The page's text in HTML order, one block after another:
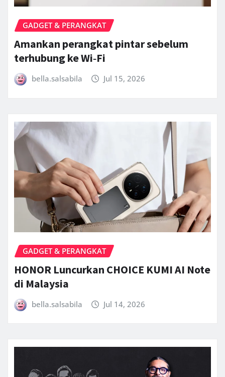
GADGET & PERANGKAT
Amankan perangkat pintar sebelum
terhubung ke Wi‑Fi
bella.salsabila Jul 15, 2026
GADGET & PERANGKAT
HONOR Luncurkan CHOICE KUMI AI Note
di Malaysia
bella.salsabila Jul 14, 2026